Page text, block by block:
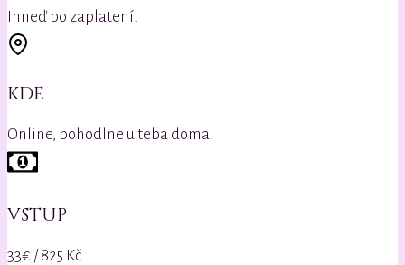
Ihneď po zaplatení.
KDE
Online, pohodlne u teba doma.
VSTUP
33€ / 825 Kč